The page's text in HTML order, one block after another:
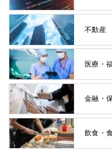
不動産
医療・
金融・
飲食・